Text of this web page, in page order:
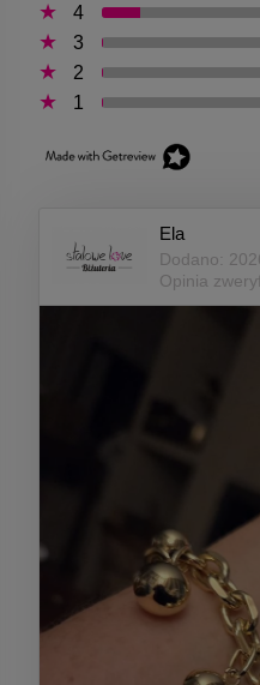
4
3
2
1
Ela
Dodano:
Opinia